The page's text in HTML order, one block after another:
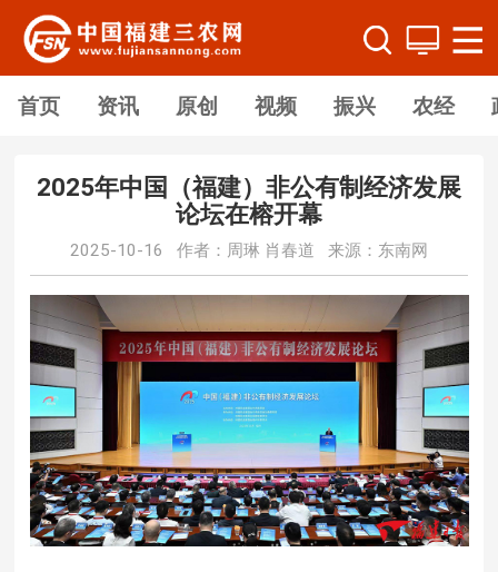
首页 资讯 原创 视频 振兴 农经
2025年中国（福建）非公有制经济发展
论坛在榕开幕
2025-10-16 作者：周琳 肖春道 来源：东南网